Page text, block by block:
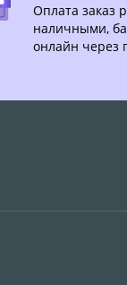
Оплата заказ
наличными,
онлайн через